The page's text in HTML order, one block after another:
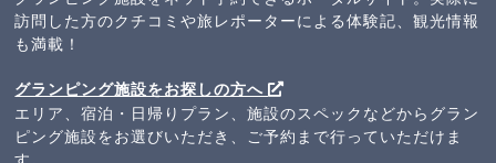
訪問した方のクチコミや旅レポーターによる体験記、観光情報
も満載！
グランピング施設をお探しの方へ
エリア、宿泊・日帰りプラン、施設のスペックなどからグラン
ピング施設をお選びいただき、ご予約まで行っていただけま
す。